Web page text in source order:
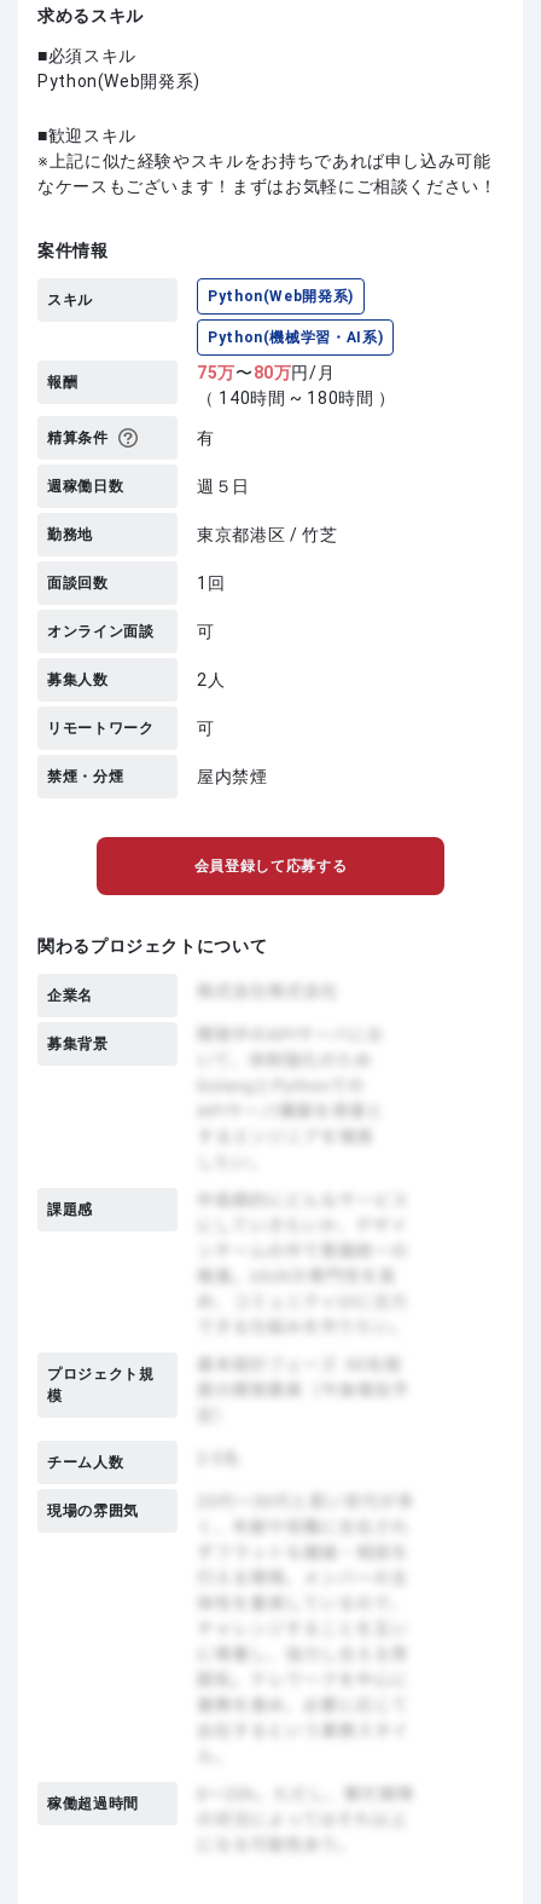
求めるスキル
必須スキル
Python(Web開発系)
歓迎スキル
上記に似た経験やスキルをお持ちであれば申し込み可能
なケースもございます！まずはお気軽にご相談ください！
案件情報
スキル Python(Web開発系)
Python(機械学習・AI系)
報酬 75万〜80万円/月
（ 140時間 ~ 180時間 ）
精算条件 有
週稼働日数 週５日
勤務地 東京都港区 / 竹芝
面談回数 1回
オンライン面談 可
募集人数 2人
リモートワーク 可
禁煙・分煙 屋内禁煙
会員登録して応募する
関わるプロジェクトについて
企業名
募集背景
課題感
プロジェクト規
模
チーム人数
現場の雰囲気
稼働超過時間